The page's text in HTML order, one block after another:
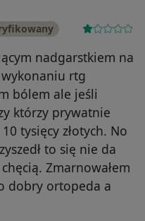
nadgarstkiem na
rtg
bólem ale jeśli
którzy prywatnie
tysięcy złotych. No
to się nie da
Zmarnowałem
dobry ortopeda a